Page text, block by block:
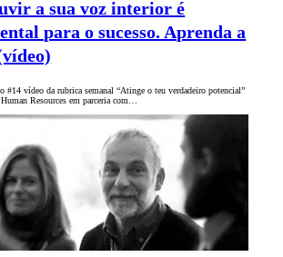
a sua voz interior é
para o sucesso. Aprenda a
#14 vídeo da rubrica semanal “Atinge o teu verdadeiro potencial”
Resources em parceria com…